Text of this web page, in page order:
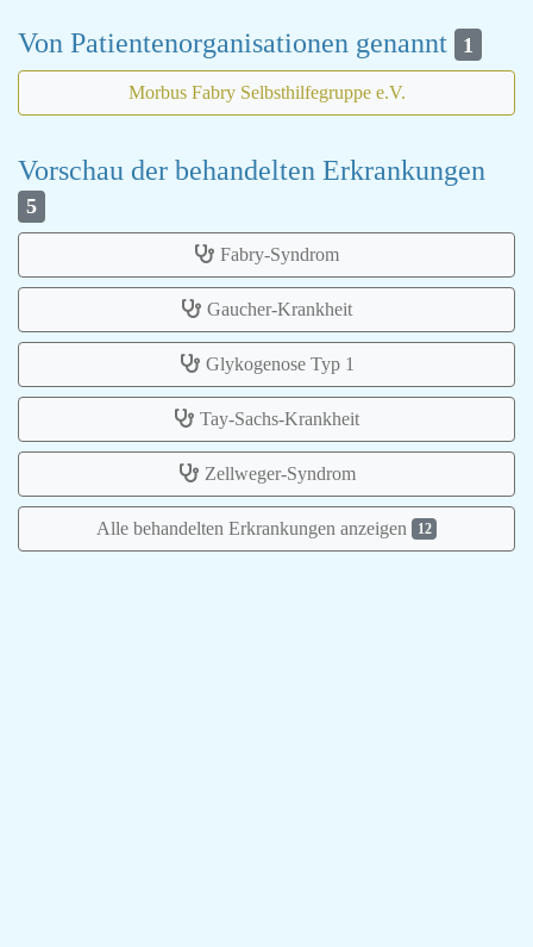
Von Patientenorganisationen genannt 1
Morbus Fabry Selbsthilfegruppe e.V.
Vorschau der behandelten Erkrankungen
5
Fabry-Syndrom
Gaucher-Krankheit
Glykogenose Typ 1
Tay-Sachs-Krankheit
Zellweger-Syndrom
Alle behandelten Erkrankungen anzeigen 12